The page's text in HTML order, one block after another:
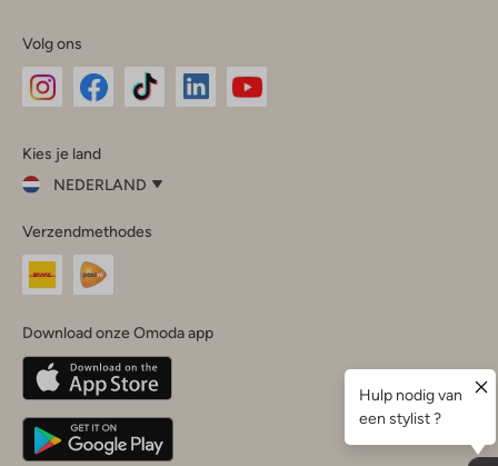
Volg ons
InstagramFacebook
Kies je land
NEDERLAND
je
land
Nederland
Belgique(Français)
Deutschland
Verzendmethodes
Download onze Omoda app